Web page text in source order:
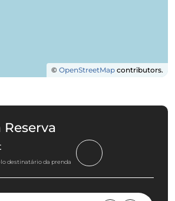
© OpenStreetMap contributors.
destinatário da prenda